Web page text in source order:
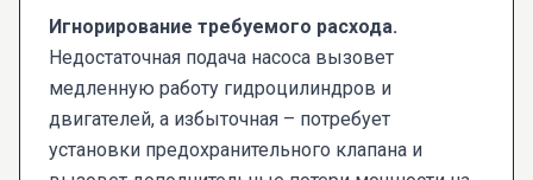
Игнорирование требуемого расхода.
Недостаточная подача насоса вызовет
медленную работу гидроцилиндров и
двигателей, а избыточная – потребует
установки предохранительного клапана и